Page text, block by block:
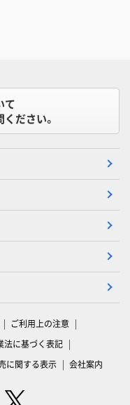
て
ださい。
ご利用上の注意
法に基づく表記
に関する表示 会社案内